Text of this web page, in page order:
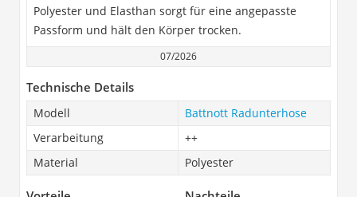
Polyester und Elasthan sorgt für eine angepasste
Passform und hält den Körper trocken.
07/2026
Technische Details
Modell
Battnott Radunterhose
Verarbeitung
++
Material
Polyester